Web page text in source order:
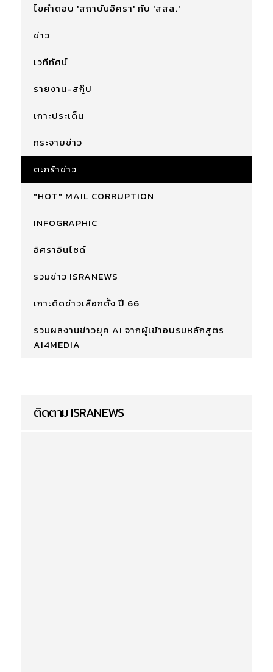
ไขคำตอบ 'สถาบันอิศรา' กับ 'สสส.'
ข่าว
เวทีทัศน์
รายงาน-สกู๊ป
เกาะประเด็น
กระจายข่าว
ตะกร้าข่าว
"HOT" MAIL CORRUPTION
INFOGRAPHIC
อิศราอินไซด์
รวมข่าว ISRANEWS
เกาะติดข่าวเลือกตั้ง ปี 66
รวมผลงานข่าวยุค AI จากผู้เข้าอบรมหลักสูตร
AI4MEDIA
ติดตาม ISRANEWS